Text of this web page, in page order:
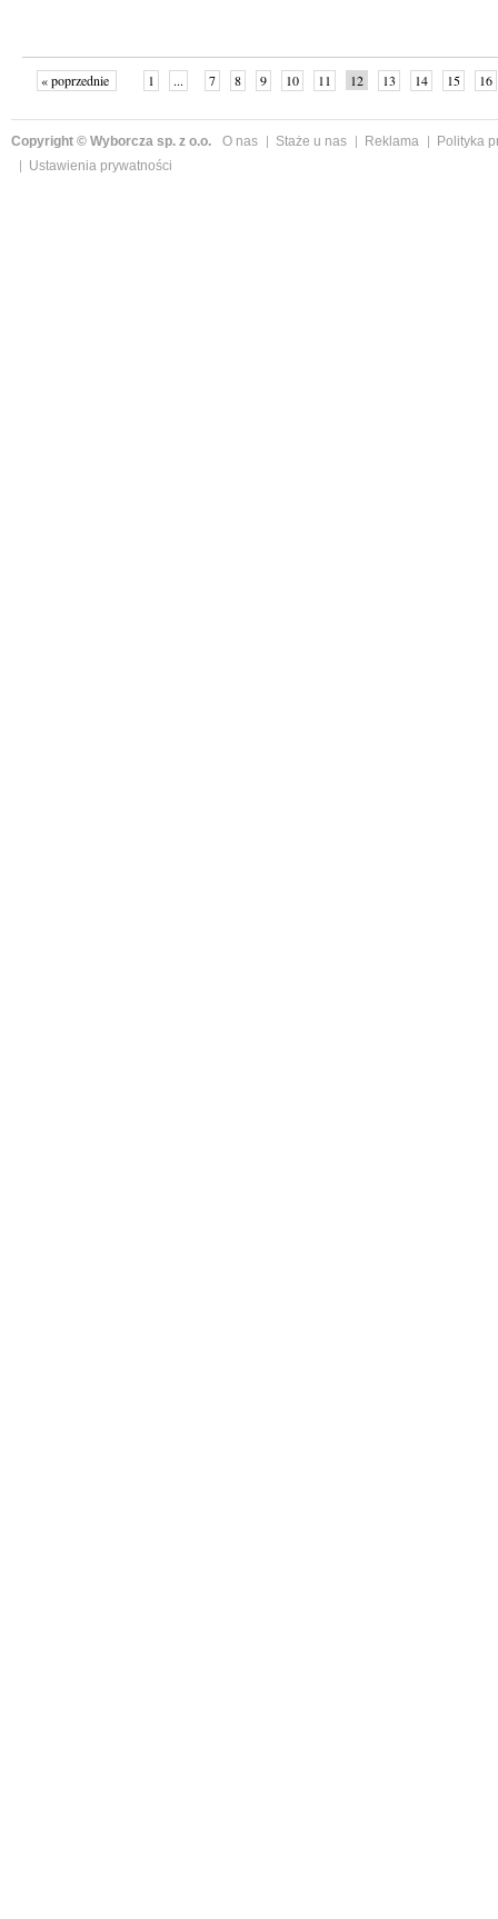
« poprzednie 1 ... 7 8 9 10 11 12 13 14 15 16
Copyright © Wyborcza sp. z o.o. O nas Staże u nas Reklama
Polityka
Ustawienia prywatności